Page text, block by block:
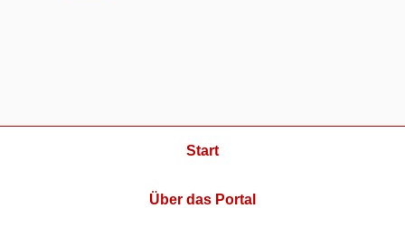
Start
Über das Portal